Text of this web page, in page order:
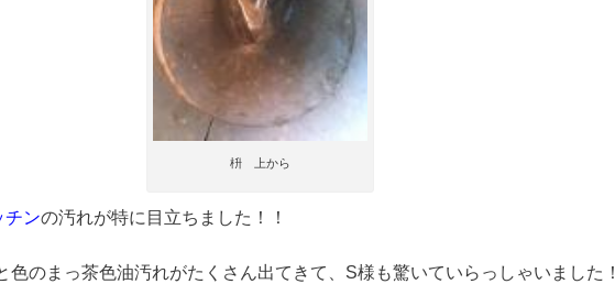
枡 上から
チンの汚れが特に目立ちました！！
色のまっ茶色油汚れがたくさん出てきて、S様も驚いていらっしゃいました！